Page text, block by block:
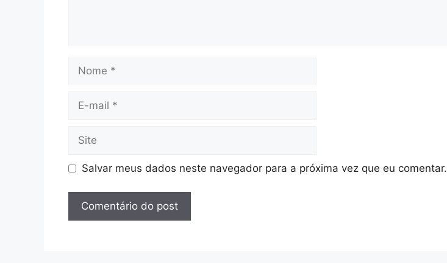
Nome
Site
Salvar meus dados neste navegador para a próxima vez que eu comentar.